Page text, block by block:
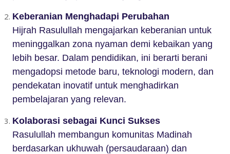
Keberanian Menghadapi Perubahan
Hijrah Rasulullah mengajarkan keberanian untuk
meninggalkan zona nyaman demi kebaikan yang
lebih besar. Dalam pendidikan, ini berarti berani
mengadopsi metode baru, teknologi modern, dan
pendekatan inovatif untuk menghadirkan
pembelajaran yang relevan.
Kolaborasi sebagai Kunci Sukses
Rasulullah membangun komunitas Madinah
berdasarkan ukhuwah (persaudaraan) dan